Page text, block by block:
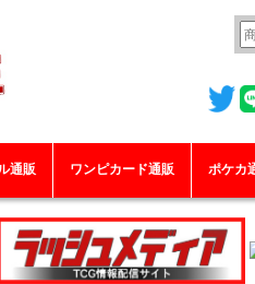
通販 ワンピカード通販 ポケカ